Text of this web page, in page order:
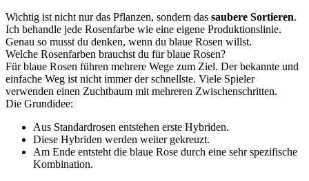
Wichtig ist nicht nur das Pflanzen, sondern das saubere Sortieren.
Ich behandle jede Rosenfarbe wie eine eigene Produktionslinie.
Genau so musst du denken, wenn du blaue Rosen willst.
Welche Rosenfarben brauchst du für blaue Rosen?
Für blaue Rosen führen mehrere Wege zum Ziel. Der bekannte und
einfache Weg ist nicht immer der schnellste. Viele Spieler
verwenden einen Zuchtbaum mit mehreren Zwischenschritten.
Die Grundidee:
Aus Standardrosen entstehen erste Hybriden.
Diese Hybriden werden weiter gekreuzt.
Am Ende entsteht die blaue Rose durch eine sehr spezifische
Kombination.